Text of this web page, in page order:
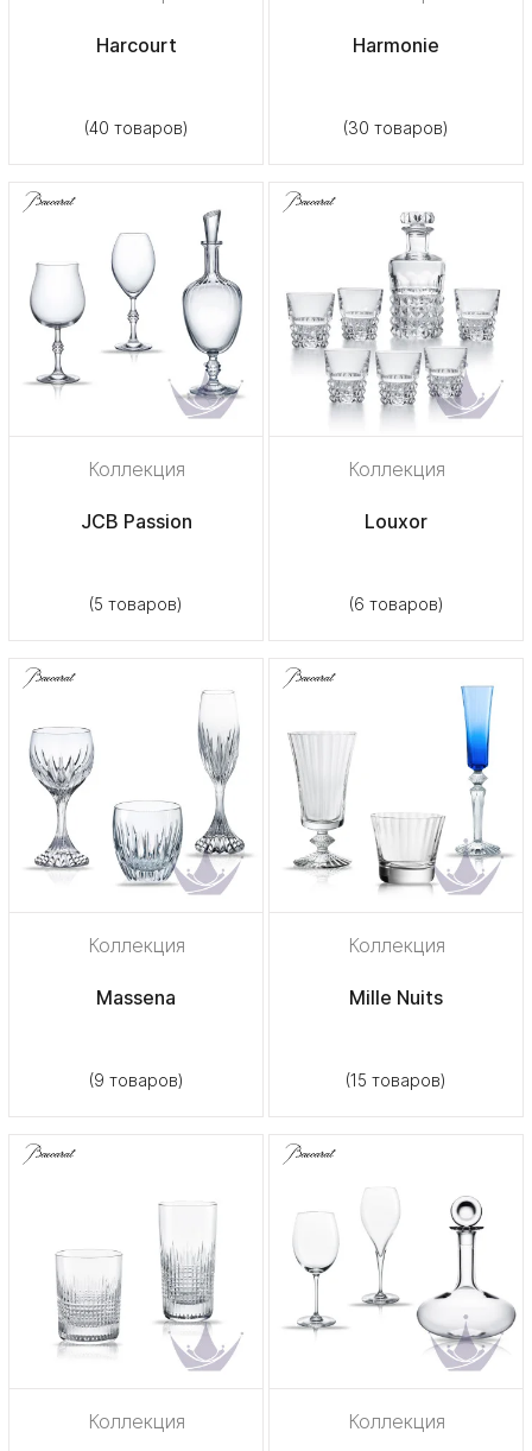
Harcourt
(40 товаров)
Harmonie
(30 товаров)
Коллекция
JCB Passion
(5 товаров)
Коллекция
Louxor
(6 товаров)
Коллекция
Massena
(9 товаров)
Коллекция
Mille Nuits
(15 товаров)
Коллекция Коллекция